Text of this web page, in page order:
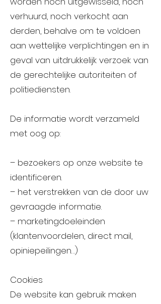
verhuurd, noch verkocht aan
derden, behalve om te voldoen
aan wettelijke verplichtingen en in
geval van uitdrukkelijk verzoek van
de gerechtelijke autoriteiten of
politiediensten.
De informatie wordt verzameld
met oog op:
– bezoekers op onze website te
identificeren.
– het verstrekken van de door uw
gevraagde informatie.
– marketingdoeleinden
(klantenvoordelen, direct mail,
opiniepeilingen…)
Cookies
De website kan gebruik maken